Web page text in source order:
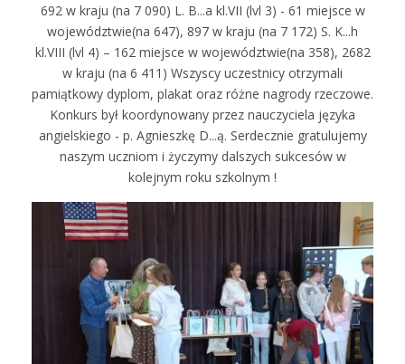
692 w kraju (na 7 090) L. B...a kl.VII (lvl 3) - 61 miejsce w
województwie(na 647), 897 w kraju (na 7 172) S. K...h
kl.VIII (lvl 4) – 162 miejsce w województwie(na 358), 2682
w kraju (na 6 411) Wszyscy uczestnicy otrzymali
pamiątkowy dyplom, plakat oraz różne nagrody rzeczowe.
Konkurs był koordynowany przez nauczyciela języka
angielskiego - p. Agnieszkę D...ą. Serdecznie gratulujemy
naszym uczniom i życzymy dalszych sukcesów w
kolejnym roku szkolnym !